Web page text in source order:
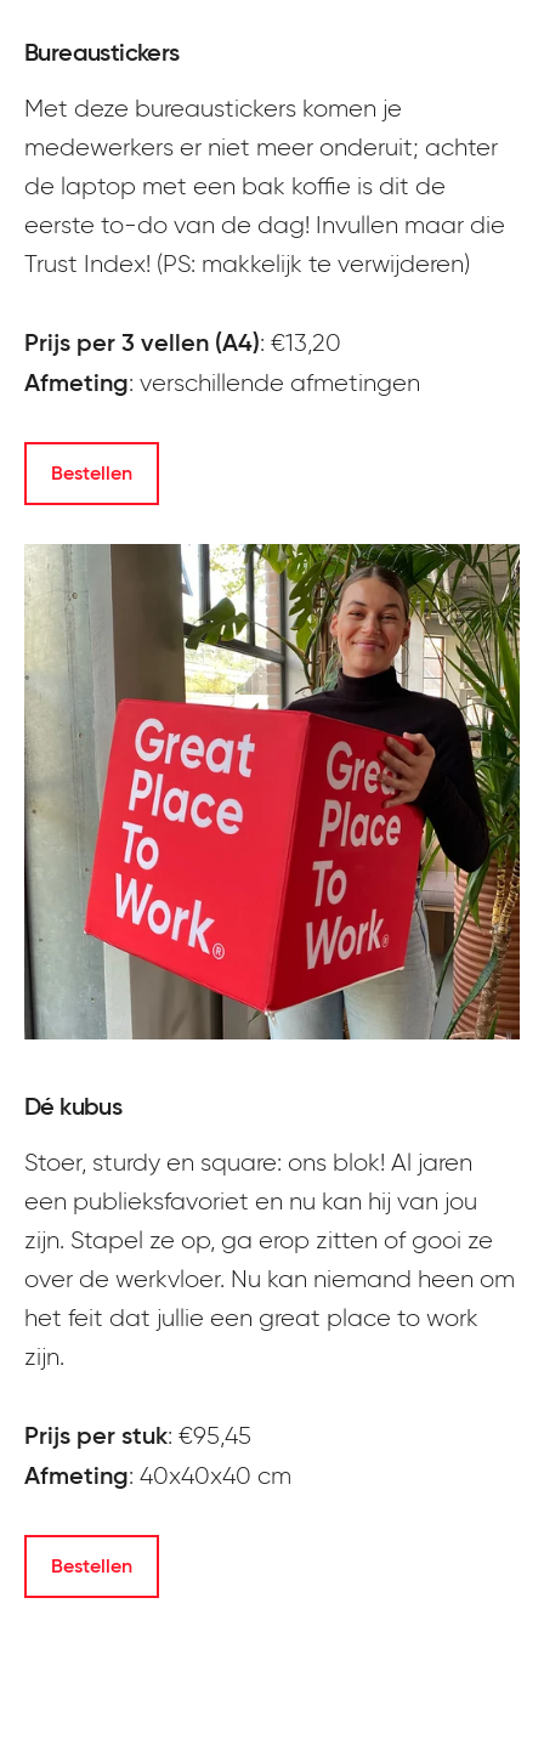
Bureaustickers
Met deze bureaustickers komen je
medewerkers er niet meer onderuit; achter
de laptop met een bak koffie is dit de
eerste to-do van de dag! Invullen maar die
Trust Index! (PS: makkelijk te verwijderen)
Prijs per 3 vellen (A4): €13,20
Afmeting: verschillende afmetingen
Bestellen
Dé kubus
Stoer, sturdy en square: ons blok! Al jaren
een publieksfavoriet en nu kan hij van jou
zijn. Stapel ze op, ga erop zitten of gooi ze
over de werkvloer. Nu kan niemand heen om
het feit dat jullie een great place to work
zijn.
Prijs per stuk: €95,45
Afmeting: 40x40x40 cm
Bestellen